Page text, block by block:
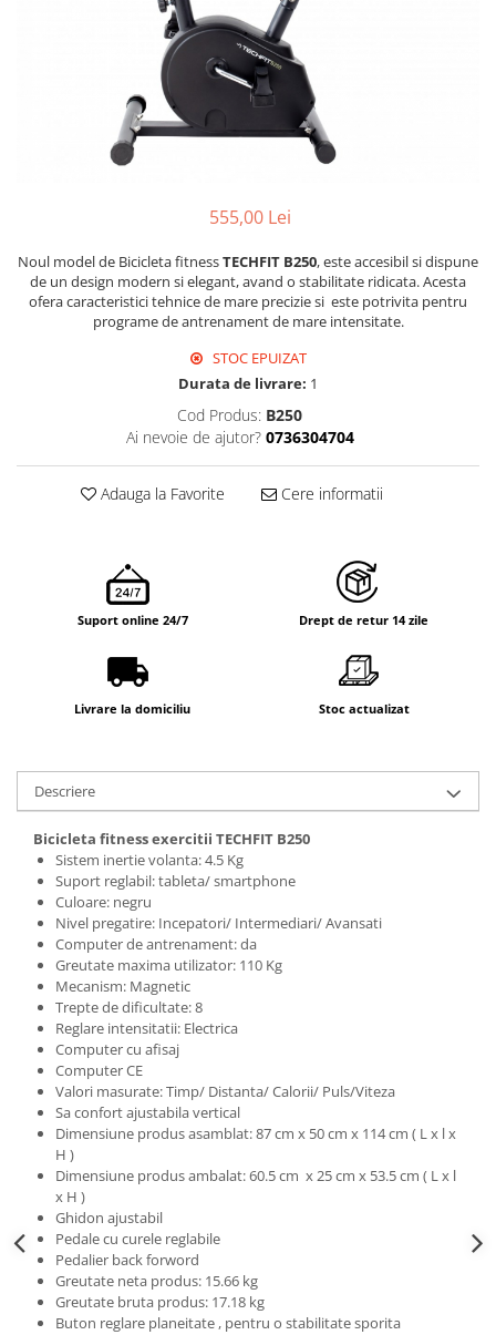
555,00 Lei
Noul model de Bicicleta fitnessTECHFIT B250, este accesibil si dispune
de un design modern si elegant, avand o stabilitate ridicata. Acesta
ofera caracteristici tehnice de mare precizie si este potrivita pentru
programe de antrenament de mare intensitate.
STOC EPUIZAT
Durata de livrare: 1
Cod Produs: B250
Ai nevoie de ajutor? 0736304704
Adauga la Favorite Cere informatii
Suport online 24/7 Drept de retur 14 zile
Livrare la domiciliu Stoc actualizat
Descriere
Bicicleta fitness exercitii TECHFIT B250
Sistem inertie volanta: 4.5 Kg
Suport reglabil: tableta/ smartphone
Culoare: negru
Nivel pregatire: Incepatori/ Intermediari/ Avansati
Computer de antrenament: da
Greutate maxima utilizator: 110 Kg
Mecanism: Magnetic
Trepte de dificultate: 8
Reglare intensitatii: Electrica
Computer cu afisaj
Computer CE
Valori masurate: Timp/ Distanta/ Calorii/ Puls/Viteza
Sa confort ajustabila vertical
Dimensiune produs asamblat: 87 cm x 50 cm x 114 cm ( L x l x
H )
Dimensiune produs ambalat: 60.5 cm x 25 cm x 53.5 cm ( L x l
x H )
Ghidon ajustabil
Pedale cu curele reglabile
Pedalier back forword
Greutate neta produs: 15.66 kg
Greutate bruta produs: 17.18 kg
Buton reglare planeitate , pentru o stabilitate sporita